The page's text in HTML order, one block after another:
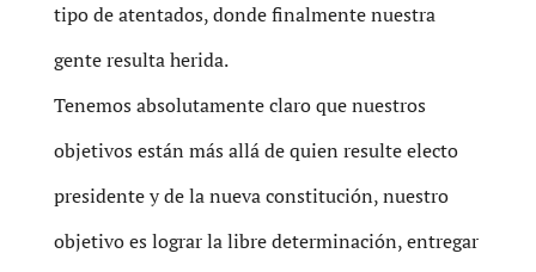
tipo de atentados, donde finalmente nuestra
gente resulta herida.
Tenemos absolutamente claro que nuestros
objetivos están más allá de quien resulte electo
presidente y de la nueva constitución, nuestro
objetivo es lograr la libre determinación, entregar